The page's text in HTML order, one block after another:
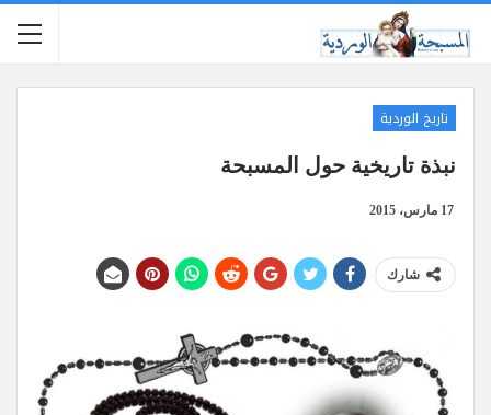
تاريخ الوردية
نبذة تاريخية حول المسبحة
17 مارس، 2015
شارك